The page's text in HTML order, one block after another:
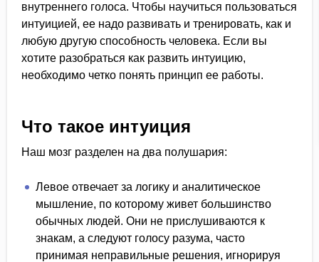
внутреннего голоса. Чтобы научиться пользоваться
интуицией, ее надо развивать и тренировать, как и
любую другую способность человека. Если вы
хотите разобраться как развить интуицию,
необходимо четко понять принцип ее работы.
Что такое интуиция
Наш мозг разделен на два полушария:
Левое отвечает за логику и аналитическое
мышление, по которому живет большинство
обычных людей. Они не прислушиваются к
знакам, а следуют голосу разума, часто
принимая неправильные решения, игнорируя